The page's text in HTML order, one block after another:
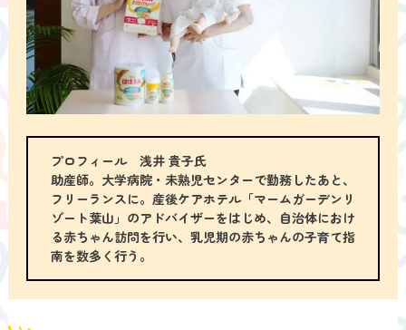
プロフィール 浅井 貴子氏
助産師。大学病院・未熟児センターで勤務したあと、
フリーランスに。産後ケアホテル「マームガーデンリ
ゾート葉山」のアドバイザーをはじめ、自治体におけ
る赤ちゃん訪問を行い、乳児期の赤ちゃんの子育て指
南を数多く行う。